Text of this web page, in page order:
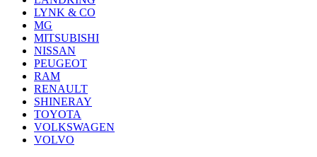
LYNK & CO
MG
MITSUBISHI
NISSAN
PEUGEOT
RAM
RENAULT
SHINERAY
TOYOTA
VOLKSWAGEN
VOLVO